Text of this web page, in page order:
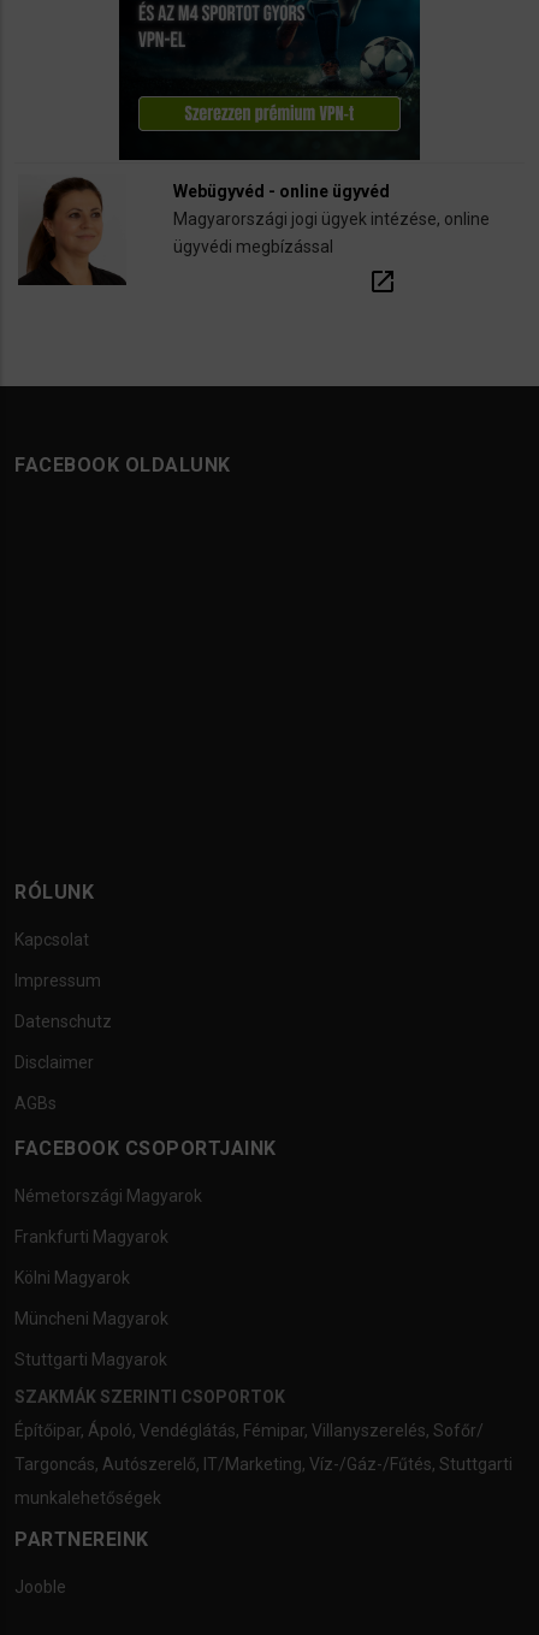
Webügyvéd - online ügyvéd
Magyarországi jogi ügyek intézése, online
ügyvédi megbízással
open_in_new
FACEBOOK OLDALUNK
RÓLUNK
Kapcsolat
Impressum
Datenschutz
Disclaimer
AGBs
FACEBOOK CSOPORTJAINK
Németországi Magyarok
Frankfurti Magyarok
Kölni Magyarok
Müncheni Magyarok
Stuttgarti Magyarok
SZAKMÁK SZERINTI CSOPORTOK
Építőipar, Ápoló, Vendéglátás, Fémipar, Villanyszerelés, Sofőr/
Targoncás, Autószerelő, IT/Marketing, Víz-/Gáz-/Fűtés, Stuttgarti
munkalehetőségek
PARTNEREINK
Jooble